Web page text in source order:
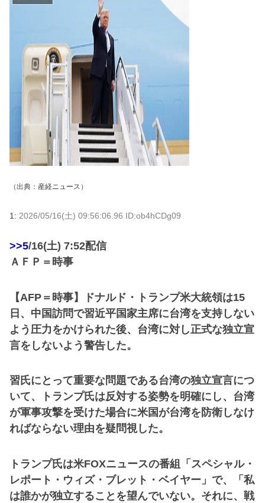
（出典： 産経ニュース ）
1: 2026/05/16(土) 09:56:06.96 ID:ob4hCDg09
>>5/16(土) 7:52配信
ＡＦＰ＝時事
【AFP＝時事】ドナルド・トランプ米大統領は15
日、中国訪問で習近平国家主席に台湾を支持しない
よう圧力をかけられた後、台湾に対し正式な独立宣
言をしないよう警告した。
習氏にとって重要な問題である台湾の独立宣言につ
いて、トランプ氏は反対する姿勢を明確にし、台湾
が軍事攻撃を受けた場合に米国が台湾を防衛しなけ
ればならない理由を疑問視した。
トランプ氏は米FOXニュースの番組「スペシャル・
レポート・ウィズ・ブレット・ベイヤー」で、「私
は誰かが独立することを望んでいない。それに、戦